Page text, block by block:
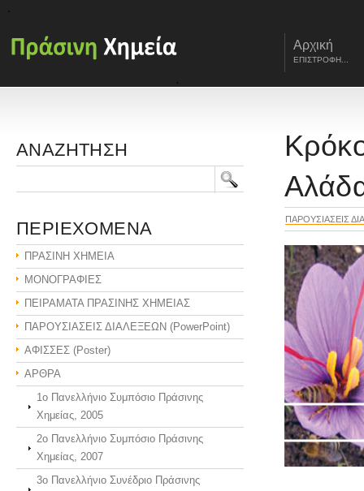
Αρχική
ΕΠΙΣΤΡΟΦΗ...
ΠΑΡΟΥΣΙΑΣΕΙΣ
ΑΝΑΖΗΤΗΣΗ
ΠΕΡΙΕΧΟΜΕΝΑ
ΠΡΑΣΙΝΗ ΧΗΜΕΙΑ
ΜΟΝΟΓΡΑΦΙΕΣ
ΠΕΙΡΑΜΑΤΑ ΠΡΑΣΙΝΗΣ ΧΗΜΕΙΑΣ
ΠΑΡΟΥΣΙΑΣΕΙΣ ΔΙΑΛΕΞΕΩΝ (PowerPoint)
ΑΦΙΣΣΕΣ (Poster)
ΑΡΘΡΑ
1ο Πανελλήνιο Συμπόσιο Πράσινης
Χημείας, 2005
2ο Πανελλήνιο Συμπόσιο Πράσινης
Χημείας, 2007
3o Πανελλήνιο Συνέδριο Πράσινης